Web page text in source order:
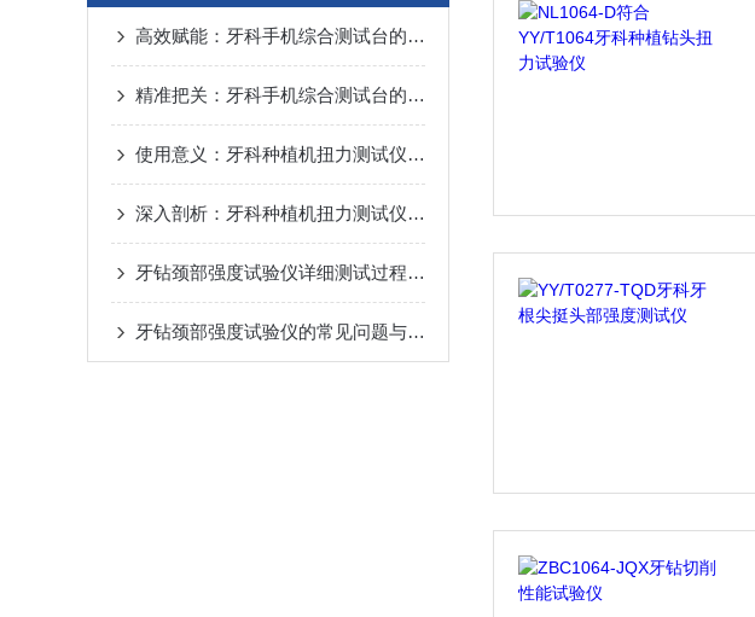
高效赋能：牙科手机综合测试台的核心产品优点解析
精准把关：牙科手机综合测试台的性能评估核心价值
使用意义：牙科种植机扭力测试仪的重要性
深入剖析：牙科种植机扭力测试仪的多重应用
牙钻颈部强度试验仪详细测试过程解析
牙钻颈部强度试验仪的常见问题与解决方案